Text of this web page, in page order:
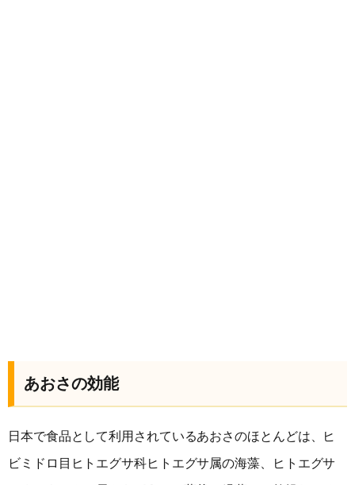
あおさの効能
日本で食品として利用されているあおさのほとんどは、ヒ
ビミドロ目ヒトエグサ科ヒトエグサ属の海藻、ヒトエグサ